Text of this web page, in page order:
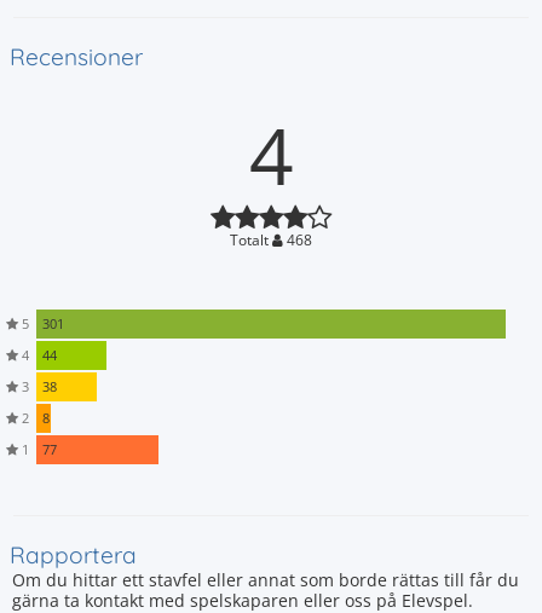
Recensioner
4
Totalt 468
5
301
4
44
3
38
2
8
1
77
Rapportera
Om du hittar ett stavfel eller annat som borde rättas till får du
gärna ta kontakt med spelskaparen eller oss på Elevspel.